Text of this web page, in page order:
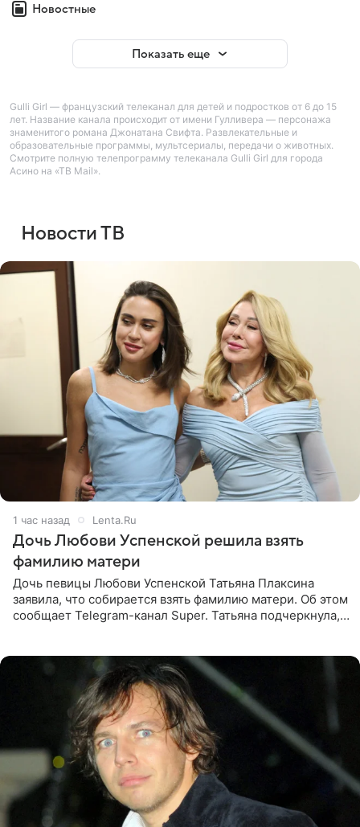
Новостные
Показать еще
Gulli Girl — французский телеканал для детей и подростков от 6 до 15
лет. Название канала происходит от имени Гулливера — персонажа
знаменитого романа Джонатана Свифта. Развлекательные и
образовательные программы, мультсериалы, передачи о животных.
Смотрите полную телепрограмму телеканала Gulli Girl для города
Асино на «ТВ Mail».
Новости ТВ
1 час назад Lenta.Ru
Дочь Любови Успенской решила взять
фамилию матери
Дочь певицы Любови Успенской Татьяна Плаксина
заявила, что собирается взять фамилию матери. Об этом
сообщает Telegram-канал Super. Татьяна подчеркнула,